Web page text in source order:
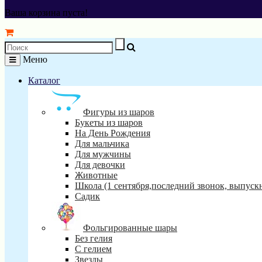
Ваша корзина пуста!
Меню
Каталог
Фигуры из шаров
Букеты из шаров
На День Рождения
Для мальчика
Для мужчины
Для девочки
Животные
Школа (1 сентября,последний звонок,
Садик
Фольгированные шары
Без гелия
С гелием
Звезды